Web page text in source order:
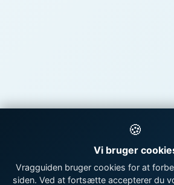
🍪
Vi bruger
Vragguiden bruger cookies for at
siden. Ved at fortsætte accepterer du